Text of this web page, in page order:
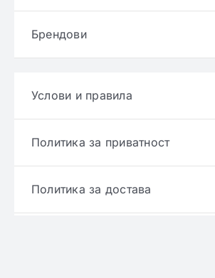
Брендови
Услови и правила
Политика за приватност
Политика за достава